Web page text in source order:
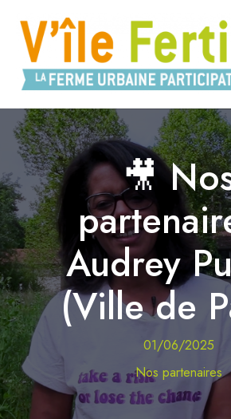
contenu
🎥
Audrey
(Ville de
01/06/2025
Nos partenaires